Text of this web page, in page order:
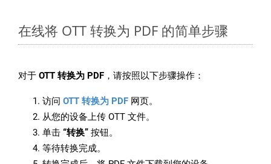
在线将 OTT 转换为 PDF 的简单步骤
对于 OTT 转换为 PDF ，请按照以下步骤操作：
访问 OTT 转换为 PDF 网页。
从您的设备上传 OTT 文件。
单击 “转换” 按钮。
等待转换完成。